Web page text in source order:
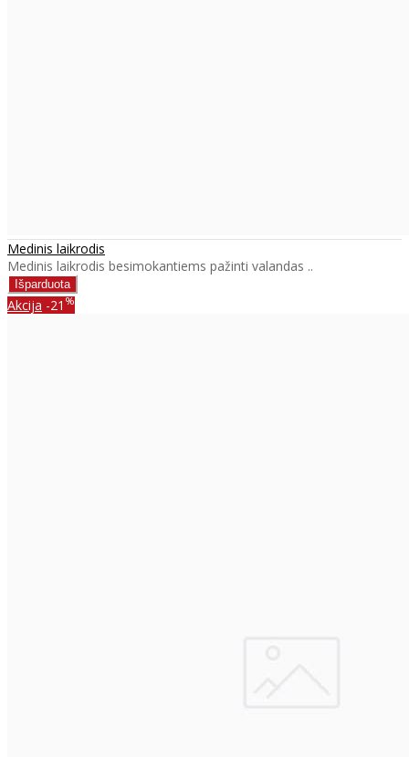
Medinis laikrodis
Medinis laikrodis besimokantiems pažinti valandas ..
Akcija -21 %